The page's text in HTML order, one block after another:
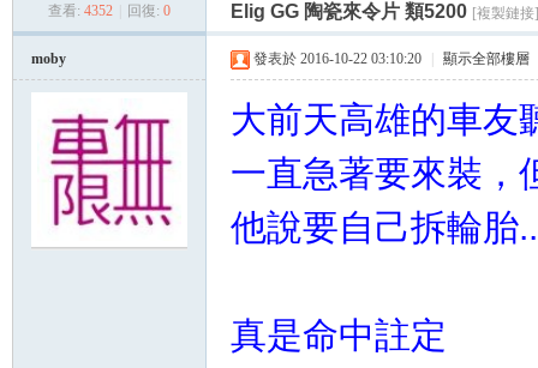
› ›
查看: 4352 回復: 0 Elig GG 陶瓷來令片 類5200 [複製鏈接]
moby 發表於 2016-10-22 03:10:20 顯示全部樓層
大前天高雄的車友
一直急著要來裝，
他說要自己拆輪胎
真是命中註定